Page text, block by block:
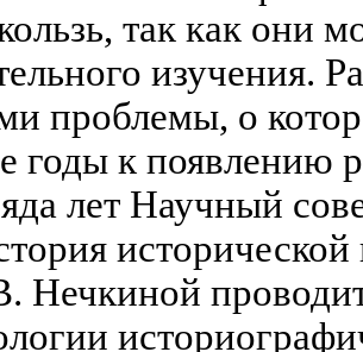
так как они
изучения.
проблемы, о
годы к появлению
лет Научный
исторической
Нечкиной